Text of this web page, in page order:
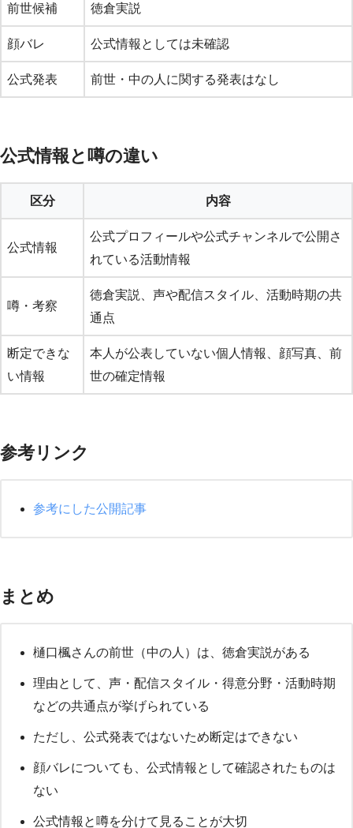
前世候補 徳倉実説
顔バレ 公式情報としては未確認
公式発表 前世・中の人に関する発表はなし
公式情報と噂の違い
区分 内容
公式情報
公式プロフィールや公式チャンネルで公開さ
れている活動情報
噂・考察
徳倉実説、声や配信スタイル、活動時期の共
通点
断定できな
い情報
本人が公表していない個人情報、顔写真、前
世の確定情報
参考リンク
参考にした公開記事
まとめ
樋口楓さんの前世（中の人）は、徳倉実説がある
理由として、声・配信スタイル・得意分野・活動時期
などの共通点が挙げられている
ただし、公式発表ではないため断定はできない
顔バレについても、公式情報として確認されたものは
ない
公式情報と噂を分けて見ることが大切